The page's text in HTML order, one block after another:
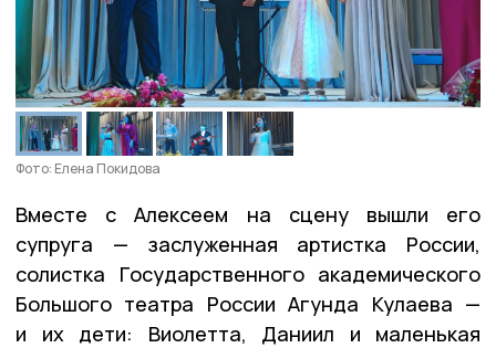
Фото: Елена Покидова
Вместе с Алексеем на сцену вышли его
супруга — заслуженная артистка России,
солистка Государственного академического
Большого театра России Агунда Кулаева —
и их дети: Виолетта, Даниил и маленькая